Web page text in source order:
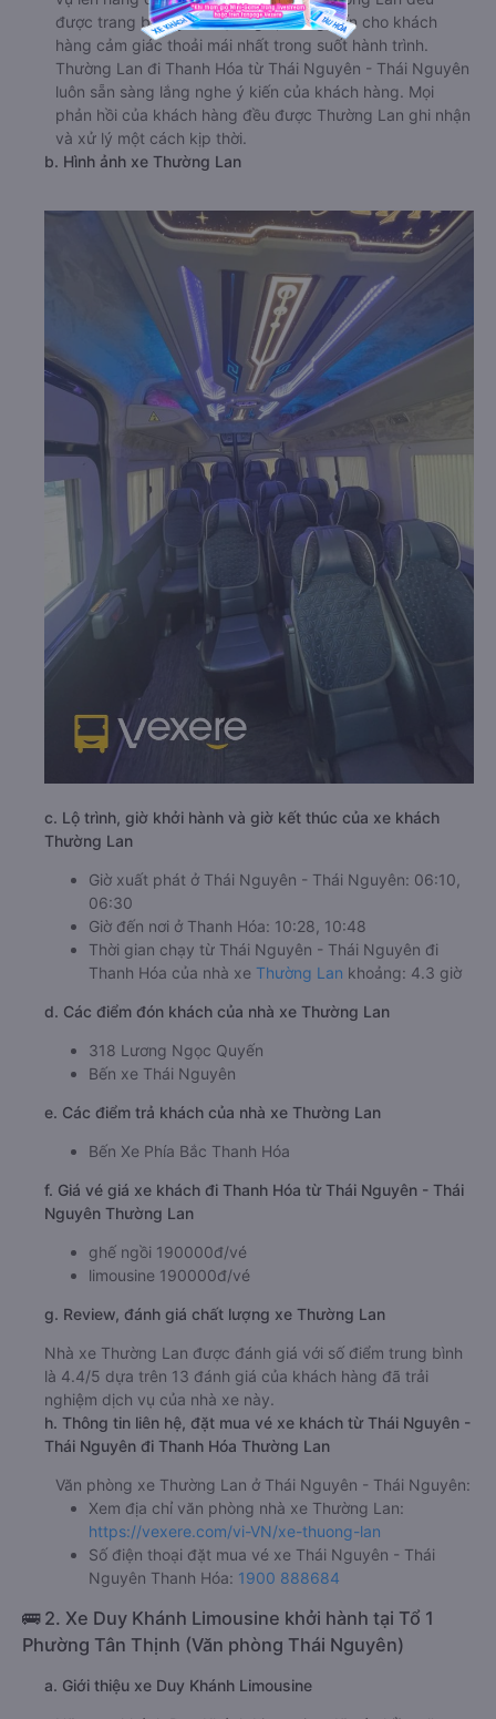
được trang bị đầy đủ tiện nghi, mang đến cho khách
hàng cảm giác thoải mái nhất trong suốt hành trình.
Thường Lan đi Thanh Hóa từ Thái Nguyên - Thái Nguyên
luôn sẵn sàng lắng nghe ý kiến của khách hàng. Mọi
phản hồi của khách hàng đều được Thường Lan ghi nhận
và xử lý một cách kịp thời.
b. Hình ảnh xe Thường Lan
c. Lộ trình, giờ khởi hành và giờ kết thúc của xe khách
Thường Lan
Giờ xuất phát ở Thái Nguyên - Thái Nguyên: 06:10,
06:30
Giờ đến nơi ở Thanh Hóa: 10:28, 10:48
Thời gian chạy từ Thái Nguyên - Thái Nguyên đi
Thanh Hóa của nhà xe Thường Lan khoảng: 4.3 giờ
d. Các điểm đón khách của nhà xe Thường Lan
318 Lương Ngọc Quyến
Bến xe Thái Nguyên
e. Các điểm trả khách của nhà xe Thường Lan
Bến Xe Phía Bắc Thanh Hóa
f. Giá vé giá xe khách đi Thanh Hóa từ Thái Nguyên - Thái
Nguyên Thường Lan
ghế ngồi 190000đ/vé
limousine 190000đ/vé
g. Review, đánh giá chất lượng xe Thường Lan
Nhà xe Thường Lan được đánh giá với số điểm trung bình
là 4.4/5 dựa trên 13 đánh giá của khách hàng đã trải
nghiệm dịch vụ của nhà xe này.
h. Thông tin liên hệ, đặt mua vé xe khách từ Thái Nguyên -
Thái Nguyên đi Thanh Hóa Thường Lan
Văn phòng xe Thường Lan ở Thái Nguyên - Thái Nguyên:
Xem địa chỉ văn phòng nhà xe Thường Lan:
https://vexere.com/vi-VN/xe-thuong-lan
Số điện thoại đặt mua vé xe Thái Nguyên - Thái
Nguyên Thanh Hóa: 1900 888684
🚌 2. Xe Duy Khánh Limousine khởi hành tại Tổ 1
Phường Tân Thịnh (Văn phòng Thái Nguyên)
a. Giới thiệu xe Duy Khánh Limousine